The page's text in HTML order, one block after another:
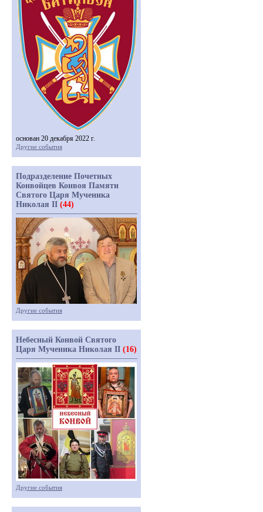
основан 20 декабря 2022 г.
Другие события
Подразделение Почетных
Конвойцев Конвоя Памяти
Святого Царя Мученика
Николая II (44)
Другие события
Небесный Конвой Святого
Царя Мученика Николая II (16)
Другие события